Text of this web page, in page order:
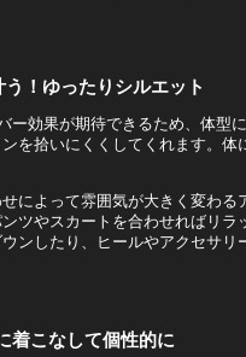
！ゆったりシルエット
ー効果が期待できるため、体型
を拾いにくくしてくれます。
によって雰囲気が大きく変わ
ツやスカートを合わせればリ
ンしたり、ヒールやアクセサ
着こなして個性的に